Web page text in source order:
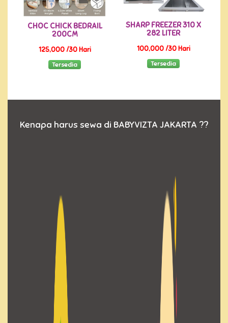
CHOC CHICK BEDRAIL
200CM
125,000 /30 Hari
Tersedia
SHARP FREEZER 310 X
282 LITER
100,000 /30 Hari
Tersedia
Kenapa harus sewa di BABYVIZTA JAKARTA ??